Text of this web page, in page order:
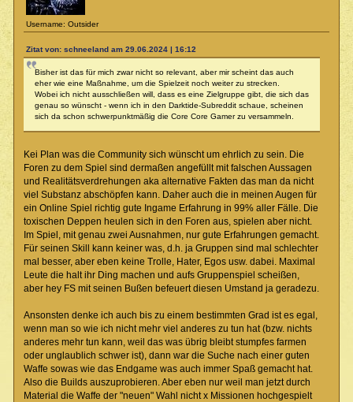
Username: Outsider
Zitat von: schneeland am 29.06.2024 | 16:12
Bisher ist das für mich zwar nicht so relevant, aber mir scheint das auch
eher wie eine Maßnahme, um die Spielzeit noch weiter zu strecken.
Wobei ich nicht ausschließen will, dass es eine Zielgruppe gibt, die sich das
genau so wünscht - wenn ich in den Darktide-Subreddit schaue, scheinen
sich da schon schwerpunktmäßig die Core Core Gamer zu versammeln.
Kei Plan was die Community sich wünscht um ehrlich zu sein. Die
Foren zu dem Spiel sind dermaßen angefüllt mit falschen Aussagen
und Realitätsverdrehungen aka alternative Fakten das man da nicht
viel Substanz abschöpfen kann. Daher auch die in meinen Augen für
ein Online Spiel richtig gute Ingame Erfahrung in 99% aller Fälle. Die
toxischen Deppen heulen sich in den Foren aus, spielen aber nicht.
Im Spiel, mit genau zwei Ausnahmen, nur gute Erfahrungen gemacht.
Für seinen Skill kann keiner was, d.h. ja Gruppen sind mal schlechter
mal besser, aber eben keine Trolle, Hater, Egos usw. dabei. Maximal
Leute die halt ihr Ding machen und aufs Gruppenspiel scheißen,
aber hey FS mit seinen Bußen befeuert diesen Umstand ja geradezu.
Ansonsten denke ich auch bis zu einem bestimmten Grad ist es egal,
wenn man so wie ich nicht mehr viel anderes zu tun hat (bzw. nichts
anderes mehr tun kann, weil das was übrig bleibt stumpfes farmen
oder unglaublich schwer ist), dann war die Suche nach einer guten
Waffe sowas wie das Endgame was auch immer Spaß gemacht hat.
Also die Builds auszuprobieren. Aber eben nur weil man jetzt durch
Material die Waffe der "neuen" Wahl nicht x Missionen hochgespielt